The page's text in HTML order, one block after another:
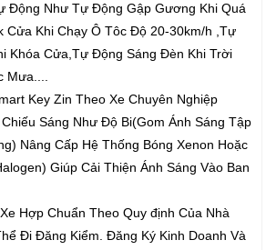
Động Như Tự Động Gập Gương Khi Quá
Cửa Khi Chạy Ô Tôc Độ 20-30km/h ,Tự
Khóa Cửa,Tự Động Sáng Đèn Khi Trời
Mưa....
Key Zin Theo Xe Chuyên Nghiệp
Sáng Như Độ Bi(Gom Ánh Sáng Tập
Nâng Cấp Hệ Thống Bóng Xenon Hoặc
Giúp Cải Thiện Ánh Sáng Vào Ban
Hợp Chuẩn Theo Quy định Của Nhà
Đi Đăng Kiểm. Đăng Ký Kinh Doanh Và